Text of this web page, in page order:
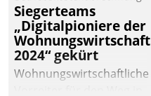
Siegerteams
„Digitalpioniere der
Wohnungswirtschaft
2024“ gekürt
Wohnungswirtschaftliche